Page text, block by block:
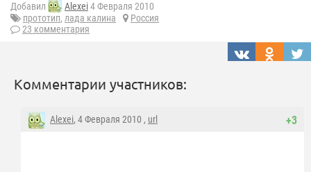
Добавил Alexei4 Февраля 2010
прототип, лада калина
Россия
23 комментария
Комментарии участников:
+3
Alexei, 4 Февраля 2010 , url